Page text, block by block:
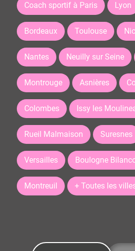
Coach sportif à Paris Lyon
Bordeaux Toulouse
Nantes Neuilly sur Seine
Montrouge Asnières
Colombes Issy les
Rueil Malmaison Suresnes
Versailles Boulogne
Montreuil + Toutes les